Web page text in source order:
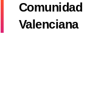
Comunidad
Valenciana